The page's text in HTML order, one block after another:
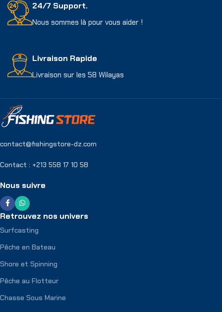
24/7 Support.
Nous sommes là pour vous aider !
Livraison Rapide
Livraison sur les 58 Wilayas
contact@fishingstore-dz.com
Contact : +213 558 17 10 58
Nous suivre
Retrouvez nos univers
Surfcasting
Pêche en Bateau
Shore et Spinning
Pêche au Flotteur
Chasse Sous Marine